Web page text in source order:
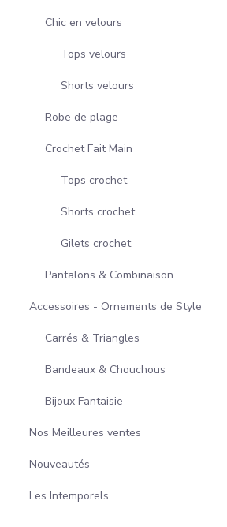
Chic en velours
Tops velours
Shorts velours
Robe de plage
Crochet Fait Main
Tops crochet
Shorts crochet
Gilets crochet
Pantalons & Combinaison
Accessoires - Ornements de Style
Carrés & Triangles
Bandeaux & Chouchous
Bijoux Fantaisie
Nos Meilleures ventes
Nouveautés
Les Intemporels